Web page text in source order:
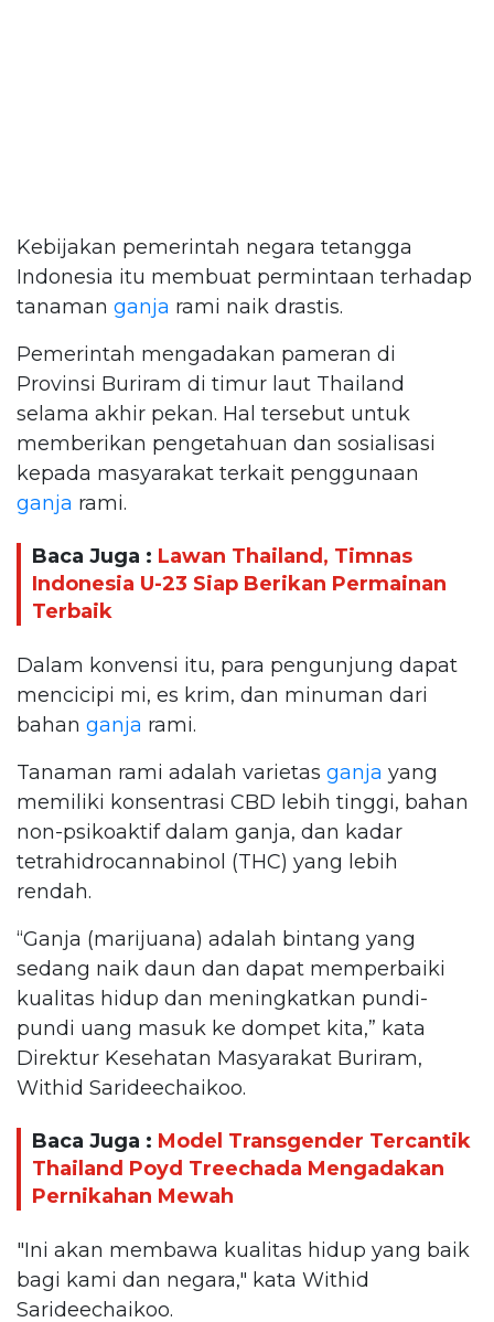
Kebijakan pemerintah negara tetangga
Indonesia itu membuat permintaan terhadap
tanaman ganja rami naik drastis.
Pemerintah mengadakan pameran di
Provinsi Buriram di timur laut Thailand
selama akhir pekan. Hal tersebut untuk
memberikan pengetahuan dan sosialisasi
kepada masyarakat terkait penggunaan
ganja rami.
Baca Juga : Lawan Thailand, Timnas
Indonesia U-23 Siap Berikan Permainan
Terbaik
Dalam konvensi itu, para pengunjung dapat
mencicipi mi, es krim, dan minuman dari
bahan ganja rami.
Tanaman rami adalah varietas ganja yang
memiliki konsentrasi CBD lebih tinggi, bahan
non-psikoaktif dalam ganja, dan kadar
tetrahidrocannabinol (THC) yang lebih
rendah.
“Ganja (marijuana) adalah bintang yang
sedang naik daun dan dapat memperbaiki
kualitas hidup dan meningkatkan pundi-
pundi uang masuk ke dompet kita,” kata
Direktur Kesehatan Masyarakat Buriram,
Withid Sarideechaikoo.
Baca Juga : Model Transgender Tercantik
Thailand Poyd Treechada Mengadakan
Pernikahan Mewah
"Ini akan membawa kualitas hidup yang baik
bagi kami dan negara," kata Withid
Sarideechaikoo.